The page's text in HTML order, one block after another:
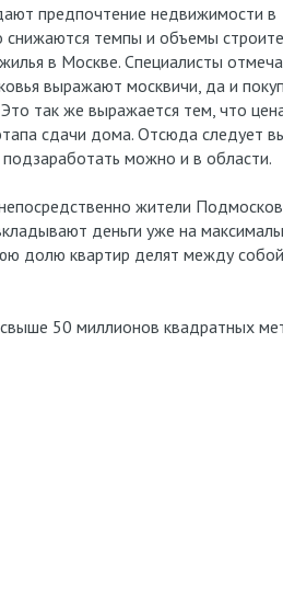
предпочтение недвижимости в
темпы и объемы
в Москве. Специалисты
выражают москвичи, да и
так же выражается тем, что
сдачи дома. Отсюда следует
можно и в области.
жители
деньги уже на
долю квартир делят между собой
50 миллионов квадратных